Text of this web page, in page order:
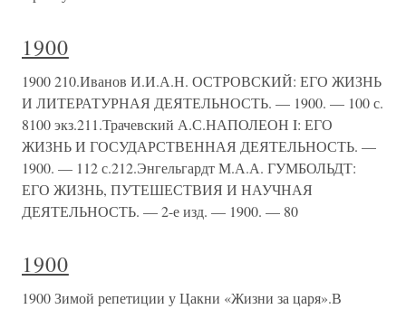
1900
1900 210.Иванов И.И.А.Н. ОСТРОВСКИЙ: ЕГО ЖИЗНЬ
И ЛИТЕРАТУРНАЯ ДЕЯТЕЛЬНОСТЬ. — 1900. — 100 с.
8100 экз.211.Трачевский А.С.НАПОЛЕОН I: ЕГО
ЖИЗНЬ И ГОСУДАРСТВЕННАЯ ДЕЯТЕЛЬНОСТЬ. —
1900. — 112 с.212.Энгельгардт М.А.А. ГУМБОЛЬДТ:
ЕГО ЖИЗНЬ, ПУТЕШЕСТВИЯ И НАУЧНАЯ
ДЕЯТЕЛЬНОСТЬ. — 2-е изд. — 1900. — 80
1900
1900 Зимой репетиции у Цакни «Жизни за царя».В